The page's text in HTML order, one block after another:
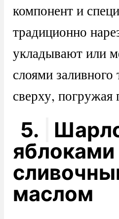
компонент и
традиционно
укладывают или
слоями заливного
сверху,
5.
яблоками
маслом